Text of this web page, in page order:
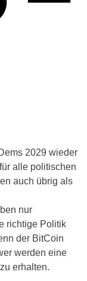
2029 wieder
alle politischen
auch übrig als
nur
richtige Politik
der BitCoin
werden eine
erhalten.